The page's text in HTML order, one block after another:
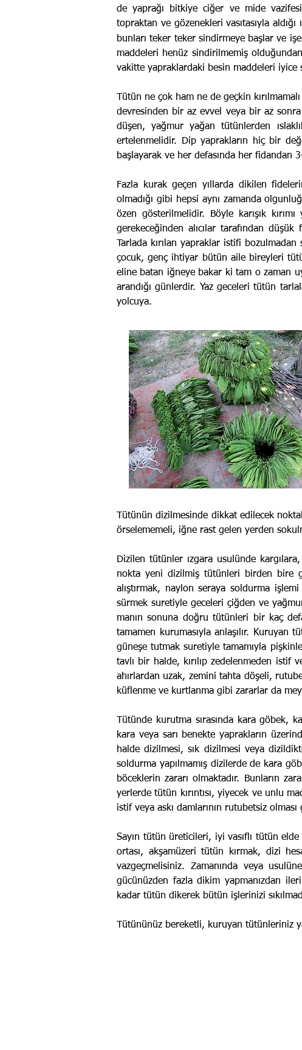
de yaprağı bitkiye ciğer ve mide
topraktan ve gözenekleri vasıtasıyla aldığı
bunları teker teker sindirmeye başlar ve
maddeleri henüz sindirilmemiş
vakitte yapraklardaki besin maddeleri iyice
Tütün ne çok ham ne de geçkin
devresinden bir az evvel veya bir az
düşen, yağmur yağan tütün­lerden
ertelenmelidir. Dip yaprakların hiç bir
başlayarak ve her defasında her fidandan
Fazla kurak geçen yıllarda dikilen
olmadığı gibi hepsi aynı zamanda
özen gösterilmelidir. Böyle karışık
gerekeceğinden alıcılar tarafından
Tarlada kırılan yapraklar istifi
çocuk, genç ihtiyar bütün aile bireyleri
eline batan iğneye bakar ki tam o zaman
arandığı günlerdir. Yaz geceleri tütün
yolcuya.
Tütünün dizilmesinde dikkat edilecek
örselememeli, iğne rast gelen yerden
Dizilen tütünler ızgara usulünde
nokta yeni dizilmiş tütünleri birden bire
alıştırmak, naylon seraya soldurma
sürmek suretiyle geceleri çiğden ve
manın sonuna doğru tütünleri bir kaç
tamamen kurumasıyla anlaşılır.
güneşe tutmak suretiyle tamamıyla
tavlı bir halde, kırılıp zedelenmeden istif
ahırlardan uzak, zemini tahta döşeli,
küflenme ve kurtlanma gibi zararlar da
Tütünde kurutma sırasında kara göbek,
kara veya sarı benekte yaprakların
halde dizilmesi, sık dizilmesi veya
soldurma yapılmamış dizilerde de kara
böceklerin zararı olmaktadır. Bunların
yerlerde tütün kırıntısı, yiyecek ve unlu
istif veya askı damlarının rutubetsiz olması
Sayın tütün üreticileri, iyi vasıflı tütün
ortası, akşamüzeri tütün kırmak, dizi
vazgeçmelisiniz. Zamanında veya
gücünüz­den fazla dikim yapmanızdan
kadar tütün dikerek bütün işlerinizi
Tütününüz bereketli, kuruyan tütünleriniz